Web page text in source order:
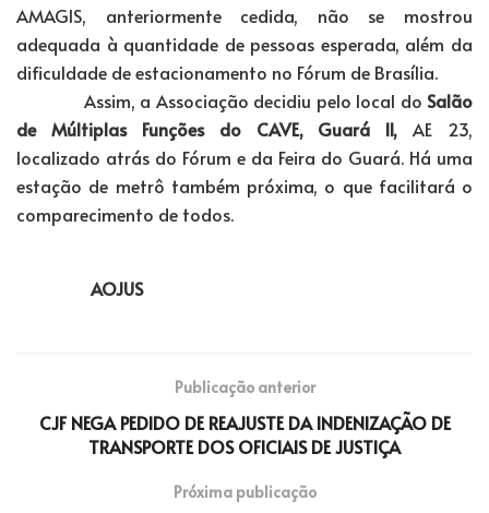
AMAGIS, anteriormente cedida, não se mostrou
adequada à quantidade de pessoas esperada, além da
dificuldade de estacionamento no Fórum de Brasília.
Assim, a Associação decidiu pelo local do Salão
de Múltiplas Funções do CAVE, Guará II,AE 23,
localizado atrás do Fórum e da Feira do Guará. Há uma
estação de metrô também próxima, o que facilitará o
comparecimento de todos.
AOJUS
Publicação anterior
CJF NEGA PEDIDO DE REAJUSTE DA INDENIZAÇÃO DE
TRANSPORTE DOS OFICIAIS DE JUSTIÇA
Próxima publicação